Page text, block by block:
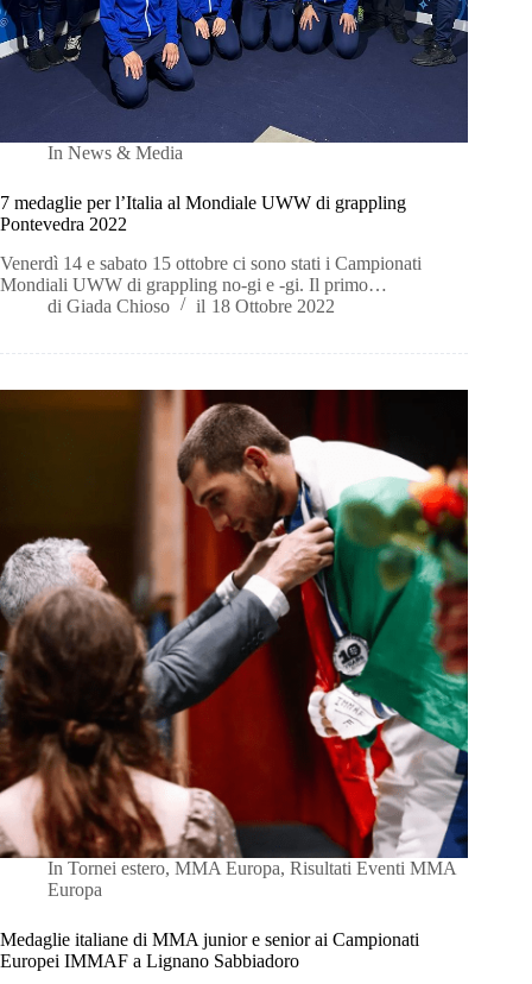
In News & Media
7 medaglie per l’Italia al Mondiale UWW di grappling
Pontevedra 2022
Venerdì 14 e sabato 15 ottobre ci sono stati i Campionati
Mondiali UWW di grappling no-gi e -gi. Il primo…
di Giada Chioso il 18 Ottobre 2022
In Tornei estero,MMA Europa,Risultati Eventi MMA
Europa
Medaglie italiane di MMA junior e senior ai Campionati
Europei IMMAF a Lignano Sabbiadoro